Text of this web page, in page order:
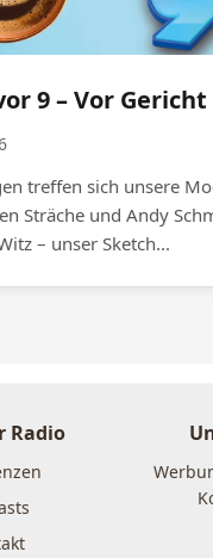
9 – Vor Gericht
treffen sich unsere
Sträche und Andy
– unser Sketch...
Radio